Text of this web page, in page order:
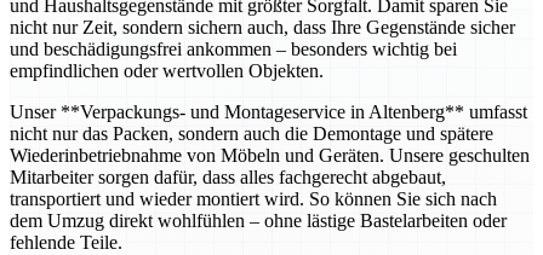
und Haushaltsgegenstände mit größter Sorgfalt. Damit sparen Sie
nicht nur Zeit, sondern sichern auch, dass Ihre Gegenstände sicher
und beschädigungsfrei ankommen – besonders wichtig bei
empfindlichen oder wertvollen Objekten.
Unser **Verpackungs- und Montageservice in Altenberg** umfasst
nicht nur das Packen, sondern auch die Demontage und spätere
Wiederinbetriebnahme von Möbeln und Geräten. Unsere geschulten
Mitarbeiter sorgen dafür, dass alles fachgerecht abgebaut,
transportiert und wieder montiert wird. So können Sie sich nach
dem Umzug direkt wohlfühlen – ohne lästige Bastelarbeiten oder
fehlende Teile.